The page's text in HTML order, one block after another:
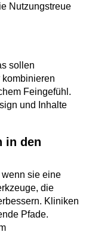
Nutzungstreue
sollen
kombinieren
Feingefühl.
und Inhalte
in den
sie eine
die
Kliniken
Pfade.